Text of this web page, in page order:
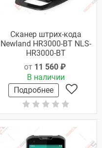
Сканер штрих-кода
Newland HR3000-BT NLS-
HR3000-BT
от 11 560 ₽
В наличии
Подробнее